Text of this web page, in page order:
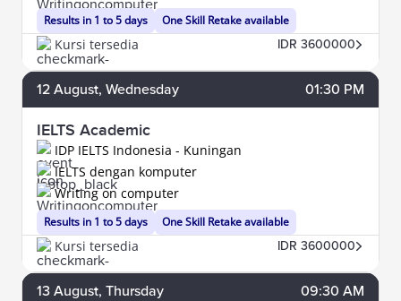
Results in 1 to 5 days One Skill Retake available
Kursi tersedia IDR 3600000
12 August, Wednesday 01:30 PM
IELTS Academic
IDP IELTS Indonesia - Kuningan
Results in 1 to 5 days
IELTS dengan komputer
Writing on computer
One Skill Retake available
Kursi tersedia IDR 3600000
13 August, Thursday 09:30 AM